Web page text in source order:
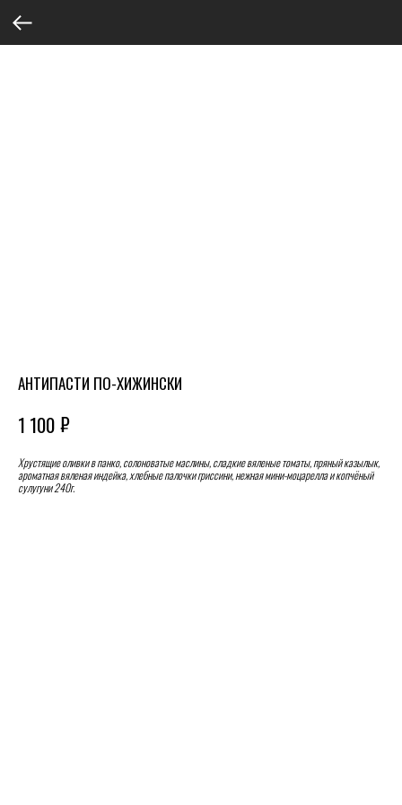
АНТИПАСТИ ПО-ХИЖИНСКИ
1 100₽
Хрустящие оливки в панко, солоноватые маслины, сладкие вяленые томаты, пряный казылык,
ароматная вяленая индейка, хлебные палочки гриссини, нежная мини-моцарелла и копчёный
сулугуни 240г.